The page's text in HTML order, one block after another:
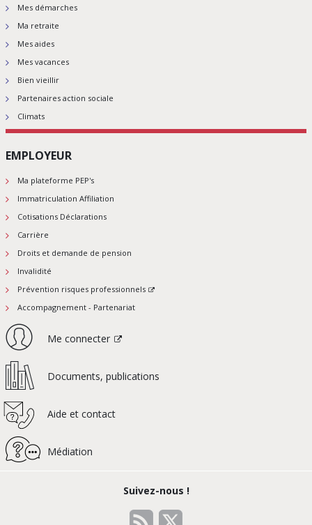
Mes démarches
Ma retraite
Mes aides
Mes vacances
Bien vieillir
Partenaires action sociale
Climats
EMPLOYEUR
Ma plateforme PEP's
Immatriculation Affiliation
Cotisations Déclarations
Carrière
Droits et demande de pension
Invalidité
Prévention risques professionnels
Accompagnement - Partenariat
Me connecter
Documents, publications
Aide et contact
Médiation
Suivez-nous !